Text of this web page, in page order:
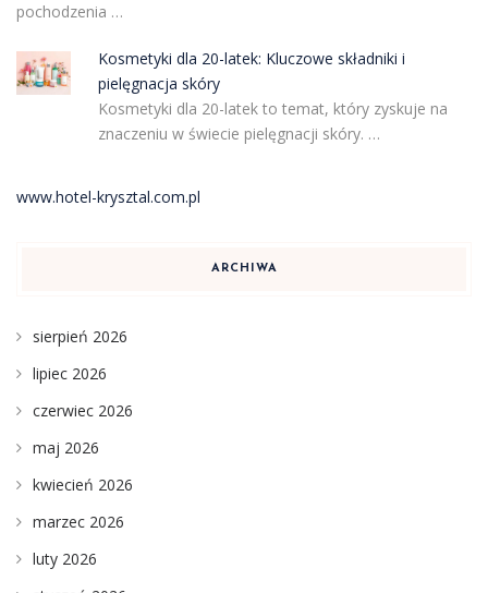
pochodzenia …
Kosmetyki dla 20-latek: Kluczowe składniki i
pielęgnacja skóry
Kosmetyki dla 20-latek to temat, który zyskuje na
znaczeniu w świecie pielęgnacji skóry. …
www.hotel-krysztal.com.pl
ARCHIWA
sierpień 2026
lipiec 2026
czerwiec 2026
maj 2026
kwiecień 2026
marzec 2026
luty 2026